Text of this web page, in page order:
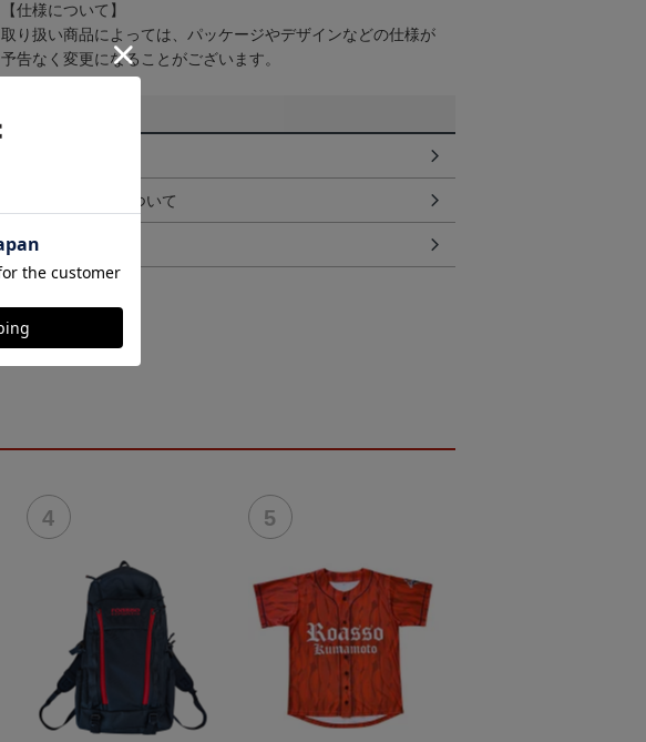
【仕様について】
取り扱い商品によっては、パッケージやデザインなどの仕様が
予告なく変更になることがございます。
ギフト対応について
ヘルプページ